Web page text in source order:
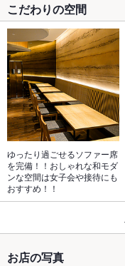
こだわりの空間
ゆったり過ごせるソファー席
を完備！！おしゃれな和モダ
ンな空間は女子会や接待にも
おすすめ！！
お店の写真